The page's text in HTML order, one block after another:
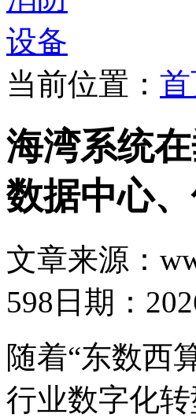
当前位置：
海湾系统
数据中心
文章来源：
598 日期：
随着“东数西
行业数字化